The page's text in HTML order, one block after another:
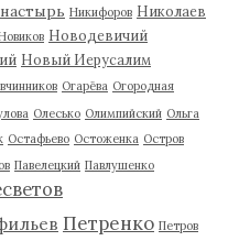
Никифоров Николаев
Новодевичий
Новый Иерусалим
Огарёва Огородная
Олесько Олимпийский Ольга
Остафьево Остоженка Остров
Павелецкий Павлушенко
Петренко Петров